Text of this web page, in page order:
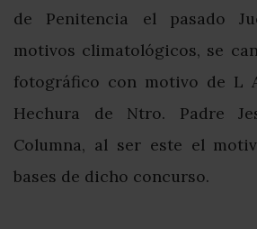
de Penitencia el pasado
motivos climatológicos, se
fotográfico con motivo de L
Hechura de Ntro. Padre
Columna, al ser este el
bases de dicho concurso.